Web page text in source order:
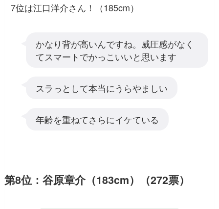
7位は江口洋介さん！（185cm）
かなり背が高いんですね。威圧感がなく
てスマートでかっこいいと思います
スラっとして本当にうらやましい
年齢を重ねてさらにイケている
第8位：谷原章介（183cm）（272票）